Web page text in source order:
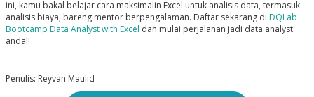
ini, kamu bakal belajar cara maksimalin Excel untuk analisis data, termasuk
analisis biaya, bareng mentor berpengalaman. Daftar sekarang di DQLab
Bootcamp Data Analyst with Excel dan mulai perjalanan jadi data analyst
andal!
Penulis: Reyvan Maulid